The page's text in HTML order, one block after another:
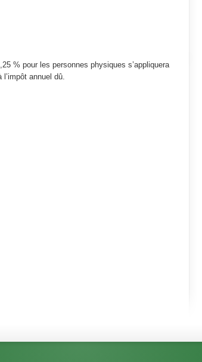
% pour les personnes physiques s’appliquera
annuel dû.